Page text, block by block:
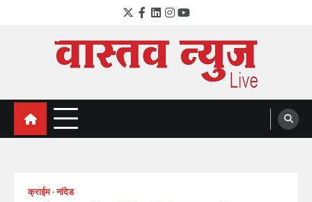
Twitter
Facebook
LinkedIn
Instagram
YouTube
VastavNEWSLive.com
a leading NEWS portal of Maharahstra
क्राईम नांदेड